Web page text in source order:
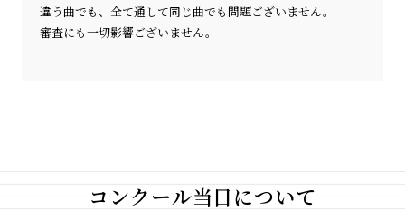
違う曲でも、全て通して同じ曲でも問題ございません。
審査にも一切影響ございません。
コンクール当日について